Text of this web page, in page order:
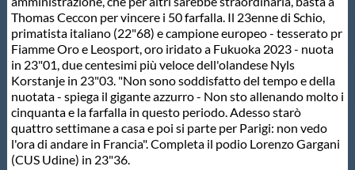
Thomas Ceccon per vincere i 50 farfalla. Il 23enne di Schio,
primatista italiano (22"68) e campione europeo - tesserato pr
Fiamme Oro e Leosport, oro iridato a Fukuoka 2023 - nuota
in 23"01, due centesimi più veloce dell'olandese Nyls
Korstanje in 23"03. "Non sono soddisfatto del tempo e della
nuotata - spiega il gigante azzurro - Non sto allenando molto i
cinquanta e la farfalla in questo periodo. Adesso starò
quattro settimane a casa e poi si parte per Parigi: non vedo
l'ora di andare in Francia". Completa il podio Lorenzo Gargani
(CUS Udine) in 23"36.